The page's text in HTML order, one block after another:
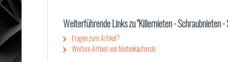
schraubnieten kaufen
schraubnieten silber
schraubnieten altgold
Weiterführende Links zu "Killernieten - Schraubnieten -
Fragen zum Artikel?
Weitere Artikel von Nietenkaufen.de